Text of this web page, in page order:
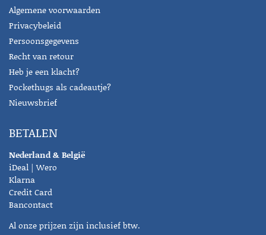
Algemene voorwaarden
Privacybeleid
Persoonsgegevens
Recht van retour
Heb je een klacht?
Pockethugs als cadeautje?
Nieuwsbrief
BETALEN
Nederland & België
iDeal | Wero
Klarna
Credit Card
Bancontact
Al onze prijzen zijn inclusief btw.